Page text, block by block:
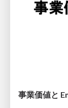
事業価値と